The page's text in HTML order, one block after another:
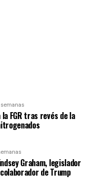
semanas
FGR tras revés de la
Graham, legislador
de Trump